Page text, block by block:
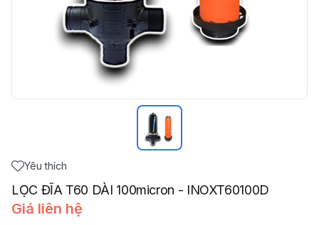
Yêu thích
LỌC ĐĨA T60 DÀI 100micron - INOXT60100D
Giá liên hệ